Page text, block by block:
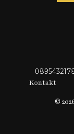
Kontakt
©